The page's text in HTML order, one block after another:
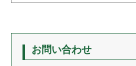
お問い合わせ